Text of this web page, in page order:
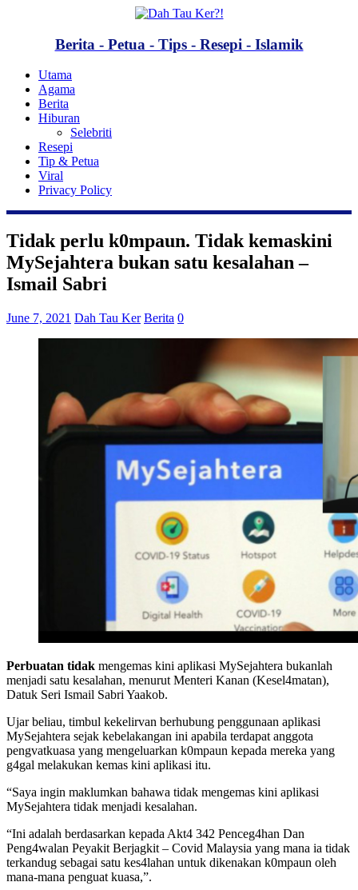
Berita - Petua - Tips - Resepi - Islamik
Utama
Agama
Berita
Hiburan
Selebriti
Resepi
Tip & Petua
Viral
Privacy Policy
Tidak perlu k0mpaun. Tidak kemaskini
MySejahtera bukan satu kesalahan –
Ismail Sabri
June 7, 2021 Dah Tau Ker Berita 0
Perbuatan tidak mengemas kini aplikasi MySejahtera bukanlah
menjadi satu kesalahan, menurut Menteri Kanan (Kesel4matan),
Datuk Seri Ismail Sabri Yaakob.
Ujar beliau, timbul kekelirvan berhubung penggunaan aplikasi
MySejahtera sejak kebelakangan ini apabila terdapat anggota
pengvatkuasa yang mengeluarkan k0mpaun kepada mereka yang
g4gal melakukan kemas kini aplikasi itu.
“Saya ingin maklumkan bahawa tidak mengemas kini aplikasi
MySejahtera tidak menjadi kesalahan.
“Ini adalah berdasarkan kepada Akt4 342 Penceg4han Dan
Peng4walan Peyakit Berjagkit – Covid Malaysia yang mana ia tidak
terkandug sebagai satu kes4lahan untuk dikenakan k0mpaun oleh
mana-mana penguat kuasa,”.